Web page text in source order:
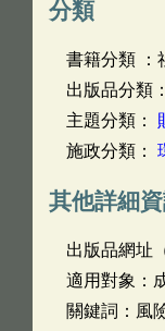
分類
書籍分類 ：
出版品分類
主題分類：
施政分類：
其他詳細
出版品網址
適用對象：
關鍵詞：風